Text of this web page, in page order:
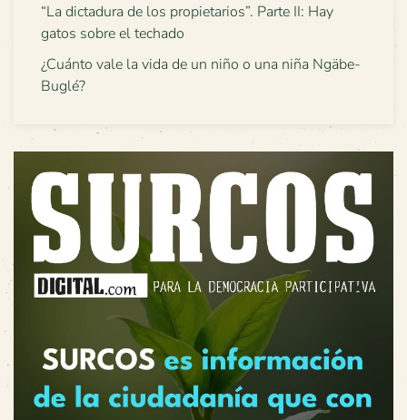
“La dictadura de los propietarios”. Parte II: Hay
gatos sobre el techado
¿Cuánto vale la vida de un niño o una niña Ngäbe-
Buglé?